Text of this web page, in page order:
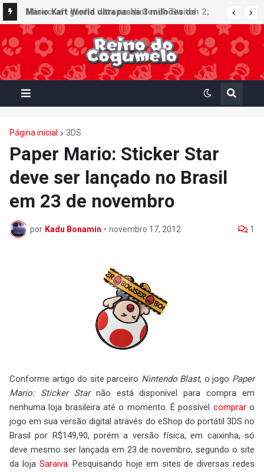
Mario Kart World ultrapassa 3 milhões de
unidades vendidas no Japão e figura no top 30
da Famitsu
Minecraft ganha data no Nintendo Switch 2;
Super Mario Mash-Up receberá atualização
gráfica exclusiva
Página inicial 3DS
Paper Mario: Sticker Star
deve ser lançado no Brasil
em 23 de novembro
por Kadu Bonamin • novembro 17, 2012 1
Conforme artigo do site parceiro Nintendo Blast, o jogo Paper
Mario: Sticker Starnão está disponível para compra em
nenhuma loja brasileira até o momento. É possível compraro
jogo em sua versão digital através do eShop do portátil 3DS no
Brasil por R$149,90, porém a versão física, em caixinha, só
deve mesmo ser lançada em 23 de novembro, segundo o site
da loja Saraiva. Pesquisando hoje em sites de diversas redes